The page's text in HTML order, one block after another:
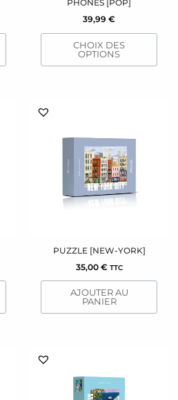
PHONES [POP]
39,99 €
CHOIX DES
OPTIONS
sur
la
page
du
produit
PUZZLE [NEW-YORK]
35,00 € TTC
AJOUTER AU
PANIER